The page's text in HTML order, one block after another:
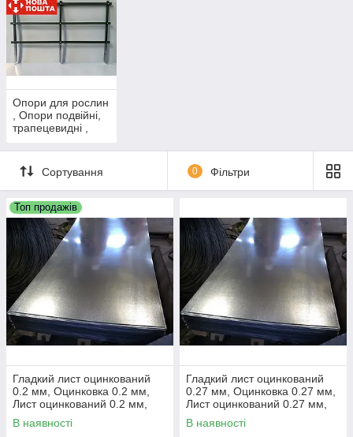
Опори для рослин
, Опори подвійні,
трапецевидні ,
Опори для
парника.Сортування 0 Фільтри
Топ продажів
Гладкий лист оцинкований
0.2 мм, Оцинковка 0.2 мм,
Лист оцинкований 0.2 мм,
Жерсть оцинкована 0.2 мм,
Цинк.
В наявності
Гладкий лист оцинкований
0.27 мм, Оцинковка 0.27 мм,
Лист оцинкований 0.27 мм,
Жерсть оцинкована 0.27 мм,
В наявності